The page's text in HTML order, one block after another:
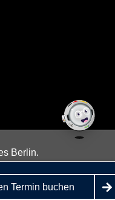
Termin buchen
Berlin.